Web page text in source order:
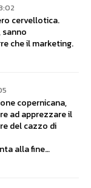
cervellotica.
che il marketing.
copernicana,
ad apprezzare il
del cazzo di
alla fine…